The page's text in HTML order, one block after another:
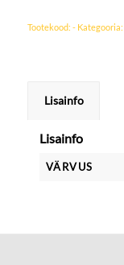
Tootekood: - Kategooria:
Lisainfo
Lisainfo
VÄRVUS